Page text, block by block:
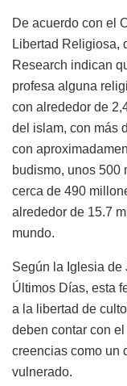
De acuerdo con el
Libertad Religiosa,
Research indican
profesa alguna
con alrededor de
del islam, con más
con
budismo, unos 500
cerca de 490
alrededor de 15.7
mundo.
Según la Iglesia de
Últimos Días, esta
a la libertad de
deben contar con
creencias como un
vulnerado.